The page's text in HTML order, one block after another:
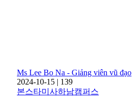
Ms Lee Bo Na - Giảng viên vũ đạo
2024-10-15 | 139
본스타미사하남캠퍼스